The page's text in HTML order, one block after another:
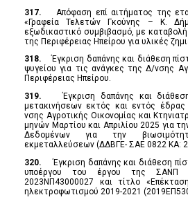
317. Απόφαση επί αιτήματος της
«Γραφεία Τελετών Γκούνης – Κ.
εξωδικαστικό συμβιβασμό, με
της Περιφέρειας Ηπείρου για υλικές
318.Έγκριση δαπάνης και διάθεση
ψυγείου για τις ανάγκες της Δ/νσης
Περιφέρειας Ηπείρου.
319.Έγκριση δαπάνης και
μετακινήσεων εκτός και εντός
νσης Αγροτικής Οικονομίας και
μηνών Μαρτίου και Απριλίου 2025 για
Δεδομένων για την
εκμεταλλεύσεων (ΔΔΒΓΕ- ΣΑΕ 0822 ΚΑ:
320.Έγκριση δαπάνης και διάθεση
υποέργου του έργου της ΣΑΝΠ
2023ΝΠ43000027 και τίτλο
ηλεκτροφωτισμού 2019-2021